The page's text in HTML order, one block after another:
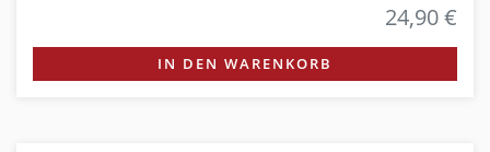
24,90 €
IN DEN WARENKORB